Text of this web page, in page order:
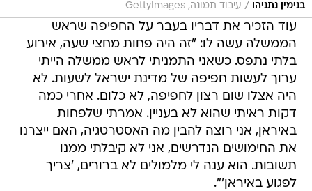
בנימין נתניהו / עיבוד תמונה, GettyImages
עוד הזכיר את דבריו בעבר על החפיפה שראש
הממשלה עשה לו: "זה היה פחות מחצי שעה, אירוע
בלתי נתפס. כשאני התמניתי לראש ממשלה הייתי
ערוך לעשות חפיפה של מדינת ישראל לשעות. לא
היה אצלו שום רצון לחפיפה, לא כלום. אחרי כמה
דקות ראיתי שהוא לא בעניין. אמרתי שלפחות
באיראן, אני רוצה להבין מה האסטרטגיה, האם ייצרנו
את החימושים הנדרשים, אני לא קיבלתי ממנו
תשובות. הוא ענה לי מלמולים לא ברורים, 'צריך
לפגוע באיראן'".